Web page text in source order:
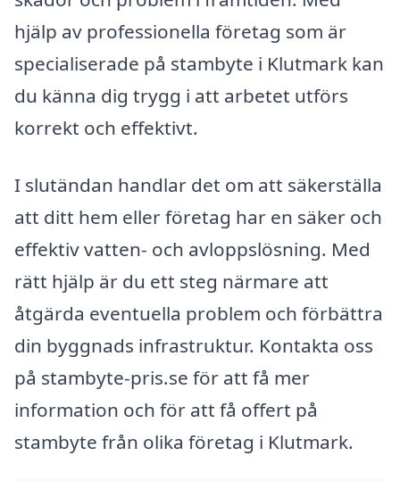
hjälp av professionella företag som är
specialiserade på stambyte i Klutmark kan
du känna dig trygg i att arbetet utförs
korrekt och effektivt.
I slutändan handlar det om att säkerställa
att ditt hem eller företag har en säker och
effektiv vatten- och avloppslösning. Med
rätt hjälp är du ett steg närmare att
åtgärda eventuella problem och förbättra
din byggnads infrastruktur. Kontakta oss
på stambyte-pris.se för att få mer
information och för att få offert på
stambyte från olika företag i Klutmark.